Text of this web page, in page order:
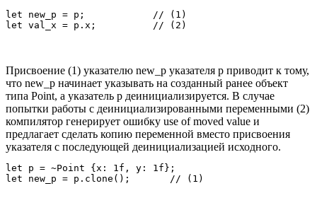
let new_p = p;            // (1)
Присвоение (1) указателю new_p указателя p приводит к тому,
что new_p начинает указывать на созданный ранее объект
типа Point, а указатель p деинициализируется. В случае
попытки работы с деинициализированными переменными (2)
компилятор генерирует ошибку use of moved value и
предлагает сделать копию переменной вместо присвоения
указателя с последующей деинициализацией исходного.
let p = ~Point {x: 1f, y: 1f};